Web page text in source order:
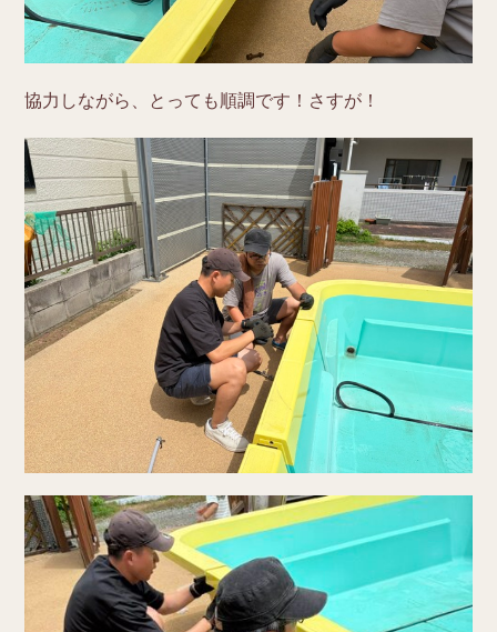
協力しながら、とっても順調です！さすが！